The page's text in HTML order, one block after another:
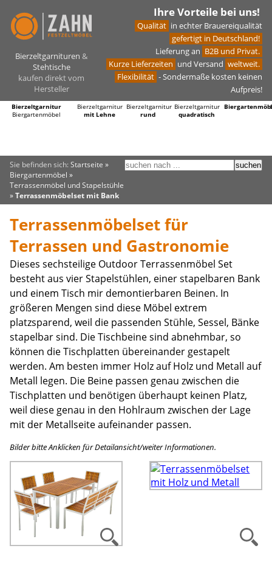
Bierzeltgarnituren &
Stehtische
kaufen direkt vom
Hersteller
Ihre Vorteile bei uns!
Qualität in echter Brauereiqualität
gefertigt in Deutschland!
Lieferung an B2B und Privat.
Kurze Lieferzeiten und Versand weltweit.
Flexibilität - Sondermaße kosten keinen
Aufpreis!
Bierzeltgarnitur
Biergartenmöbel
Bierzeltgarnitur
mit Lehne
Bierzeltgarnitur
rund
Bierzeltgarnitur
quadratisch
Sie befinden sich: Startseite »
Biergartenmöbel »
Terrassenmöbel und Stapelstühle
»Terrassenmöbelset mit Bank
Terrassenmöbelset für
Terrassen und Gastronomie
Dieses sechsteilige Outdoor Terrassenmöbel Set
besteht aus vier Stapelstühlen, einer stapelbaren Bank
und einem Tisch mir demontierbaren Beinen. In
größeren Mengen sind diese Möbel extrem
platzsparend, weil die passenden Stühle, Sessel, Bänke
stapelbar sind. Die Tischbeine sind abnehmbar, so
können die Tischplatten übereinander gestapelt
werden. Am besten immer Holz auf Holz und Metall auf
Metall legen. Die Beine passen genau zwischen die
Tischplatten und benötigen überhaupt keinen Platz,
weil diese genau in den Hohlraum zwischen der Lage
mit der Metallseite aufeinander passen.
Bilder bitte Anklicken für Detailansicht/weiter Informationen.